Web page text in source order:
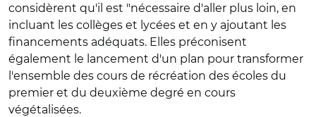
considèrent qu'il est "nécessaire d'aller plus loin, en
incluant les collèges et lycées et en y ajoutant les
financements adéquats. Elles préconisent
également le lancement d'un plan pour transformer
l'ensemble des cours de récréation des écoles du
premier et du deuxième degré en cours
végétalisées.